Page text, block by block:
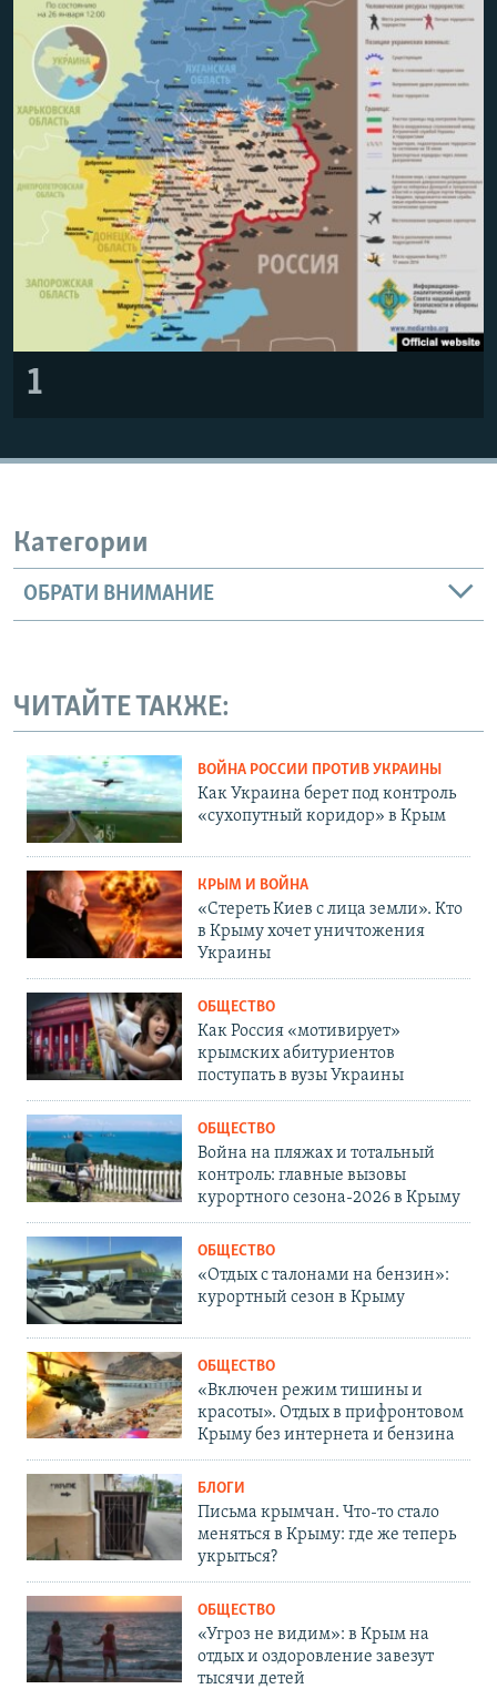
ПОБЕДИТЕЛЕЙ НЕ СУДЯТ?
КРЫМ.НЕПОКОРЕННЫЙ
ELIFBE
УКРАИНСКАЯ ПРОБЛЕМА КРЫМА
ПРИСОЕДИНЯЙТЕСЬ!
Все сайты RFE/RL
1
Категории
ОБРАТИ ВНИМАНИЕ
ЧИТАЙТЕ ТАКЖЕ:
ВОЙНА РОССИИ ПРОТИВ УКРАИНЫ
Как Украина берет под контроль
«сухопутный коридор» в Крым
КРЫМ И ВОЙНА
«Стереть Киев с лица земли». Кто
в Крыму хочет уничтожения
Украины
ОБЩЕСТВО
Как Россия «мотивирует»
крымских абитуриентов
поступать в вузы Украины
ОБЩЕСТВО
Война на пляжах и тотальный
контроль: главные вызовы
курортного сезона-2026 в Крыму
ОБЩЕСТВО
«Отдых с талонами на бензин»:
курортный сезон в Крыму
ОБЩЕСТВО
«Включен режим тишины и
красоты». Отдых в прифронтовом
Крыму без интернета и бензина
БЛОГИ
Письма крымчан. Что-то стало
меняться в Крыму: где же теперь
укрыться?
ОБЩЕСТВО
«Угроз не видим»: в Крым на
отдых и оздоровление завезут
тысячи детей